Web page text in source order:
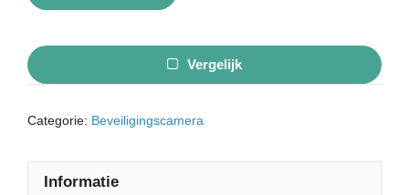
Vergelijk
Categorie: Beveiligingscamera
Informatie